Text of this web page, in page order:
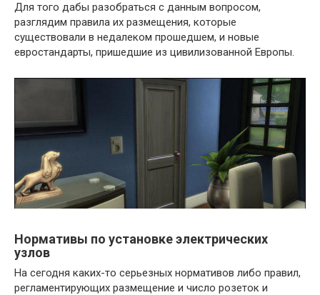
Для того дабы разобраться с данным вопросом,
разглядим правила их размещения, которые
существовали в недалеком прошедшем, и новые
евростандарты, пришедшие из цивилизованной Европы.
Нормативы по установке электрических
узлов
На сегодня каких-то серьезных нормативов либо правил,
регламентирующих размещение и число розеток и